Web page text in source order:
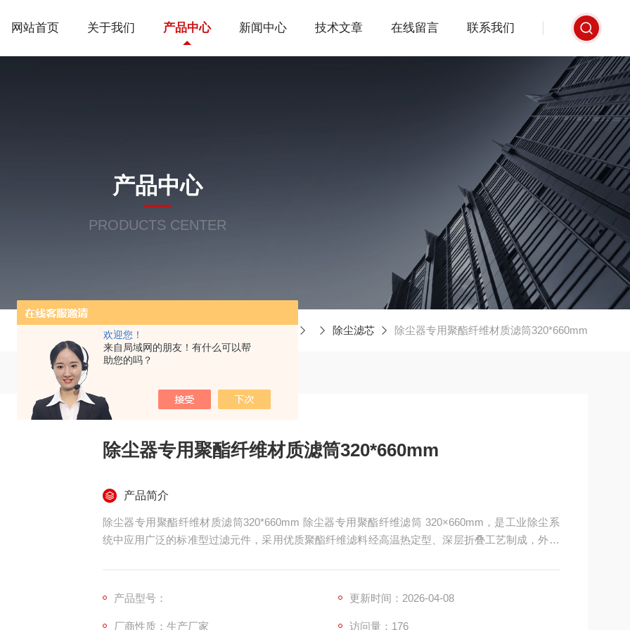
欢迎您！
来自局域网的朋友！有什么可以帮
助您的吗？
网站首页 关于我们 产品中心 新闻中心 技术文章 在线留言 联系我们
产品中心
PRODUCTS CENTER
除尘滤芯 除尘器专用聚酯纤维材质滤筒320*660mm
除尘器专用聚酯纤维材质滤筒320*660mm
产品简介
除尘器专用聚酯纤维材质滤筒320*660mm 除尘器专用聚酯纤维滤筒 320×660mm，是工业除尘系
统中应用广泛的标准型过滤元件，采用优质聚酯纤维滤料经高温热定型、深层折叠工艺制成，外径
产品型号：
更新时间：2026-04-08
厂商性质：生产厂家 访问量：176